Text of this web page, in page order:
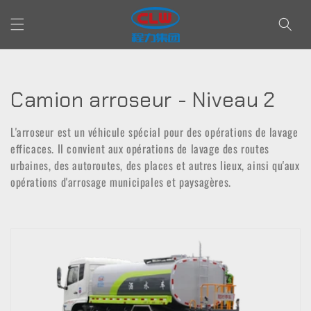
au
contenu
C
o
l
l
Camion arroseur - Niveau 2
L'arroseur est un véhicule spécial pour des opérations de lavage
efficaces. Il convient aux opérations de lavage des routes
urbaines, des autoroutes, des places et autres lieux, ainsi qu'aux
opérations d'arrosage municipales et paysagères.